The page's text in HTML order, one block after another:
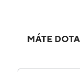
MÁTE